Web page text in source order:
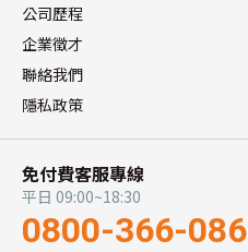
公司歷程
企業徵才
聯絡我們
隱私政策
免付費客服專線
平日 09:00~18:30
0800-366-086